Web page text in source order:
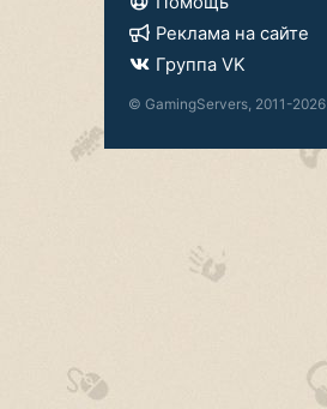
Реклама на сайте
Группа VK
© GamingServers, 2011-2026